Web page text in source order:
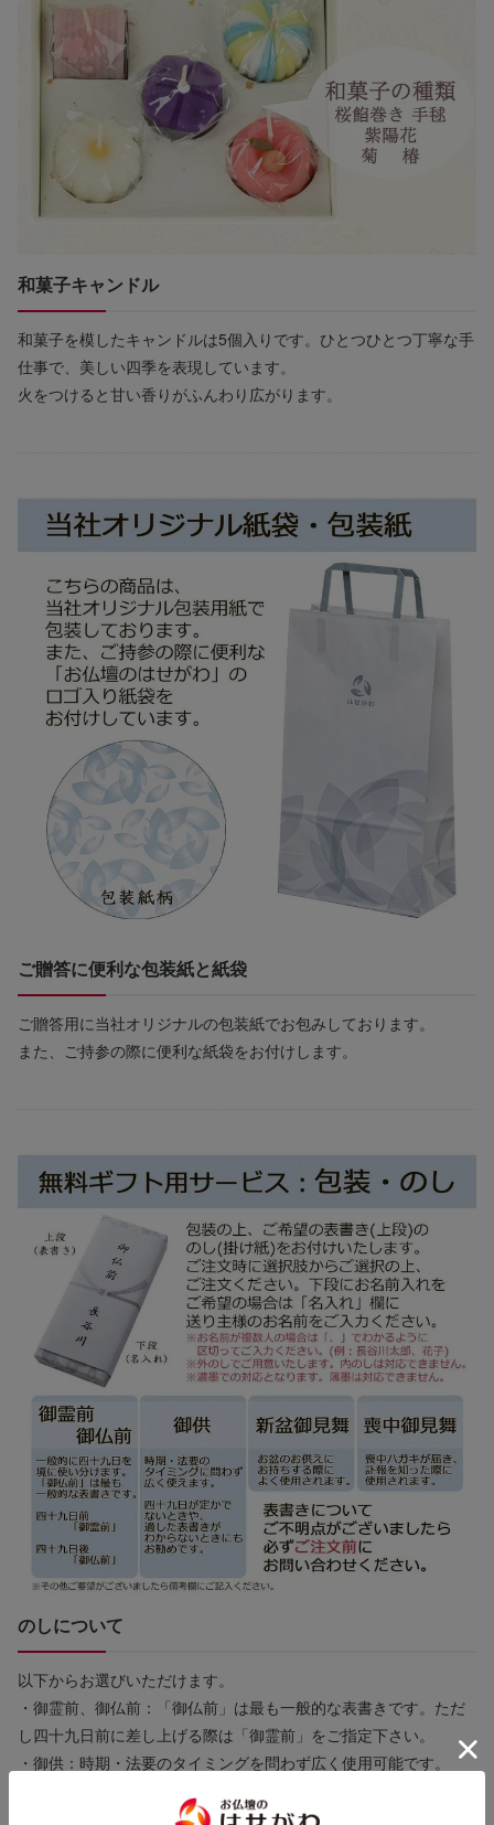
和菓子キャンドル
和菓子を模したキャンドルは5個入りです。ひとつひとつ丁寧な手
仕事で、美しい四季を表現しています。
火をつけると甘い香りがふんわり広がります。
ご贈答に便利な包装紙と紙袋
ご贈答用に当社オリジナルの包装紙でお包みしております。
また、ご持参の際に便利な紙袋をお付けします。
のしについて
以下からお選びいただけます。
・御霊前、御仏前：「御仏前」は最も一般的な表書きです。ただ
し四十九日前に差し上げる際は「御霊前」をご指定下さい。
・御供：時期・法要のタイミングを問わず広く使用可能です。
・喪中御見舞：喪中はがきが届いて訃報を知った際に使われま